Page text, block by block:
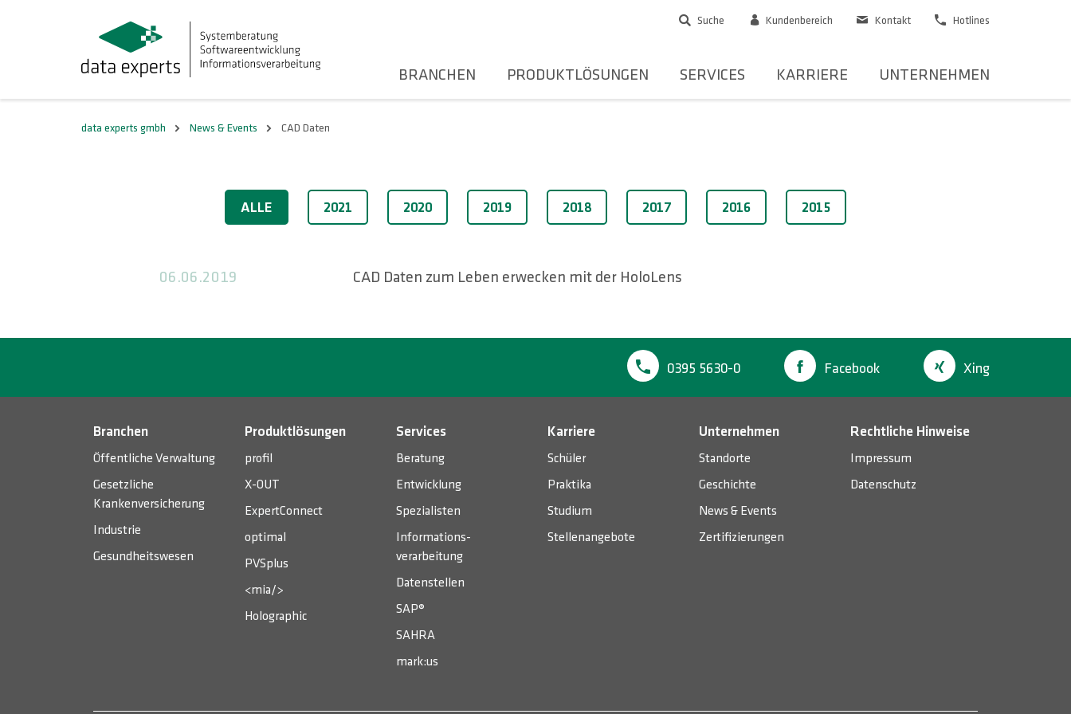
BRANCHEN PRODUKTLÖSUNGEN SERVICES KARRIERE UNTERNEHMEN
Kundenbereich Kontakt Hotlines
Suche
data experts gmbh News & Events CAD Daten
ALLE 2021 2020 2019 2018 2017 2016 2015
06.06.2019 CAD Daten zum Leben erwecken mit der HoloLens
0395 5630-0 Facebook Xing
Branchen
Öffentliche Verwaltung
Gesetzliche
Krankenversicherung
Industrie
Gesundheitswesen
Produktlösungen
profil
X-OUT
ExpertConnect
optimal
PVSplus
<mia/>
Holographic
Services
Beratung
Entwicklung
Spezialisten
Informations­
verarbeitung
Datenstellen
SAP®
SAHRA
mark:us
Karriere
Schüler
Praktika
Studium
Stellenangebote
Unternehmen
Standorte
Geschichte
News & Events
Zertifizierungen
Rechtliche Hinweise
Impressum
Datenschutz